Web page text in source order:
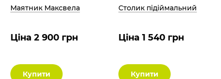
Маятник Максвела
Ціна 2 900 грн
Купити
Столик підіймальний
Ціна 1 540 грн
Купити